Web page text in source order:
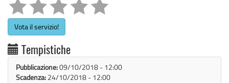
Vota il servizio!
Tempistiche
Pubblicazione:09/10/2018 - 12:00
Scadenza: 24/10/2018 - 12:00